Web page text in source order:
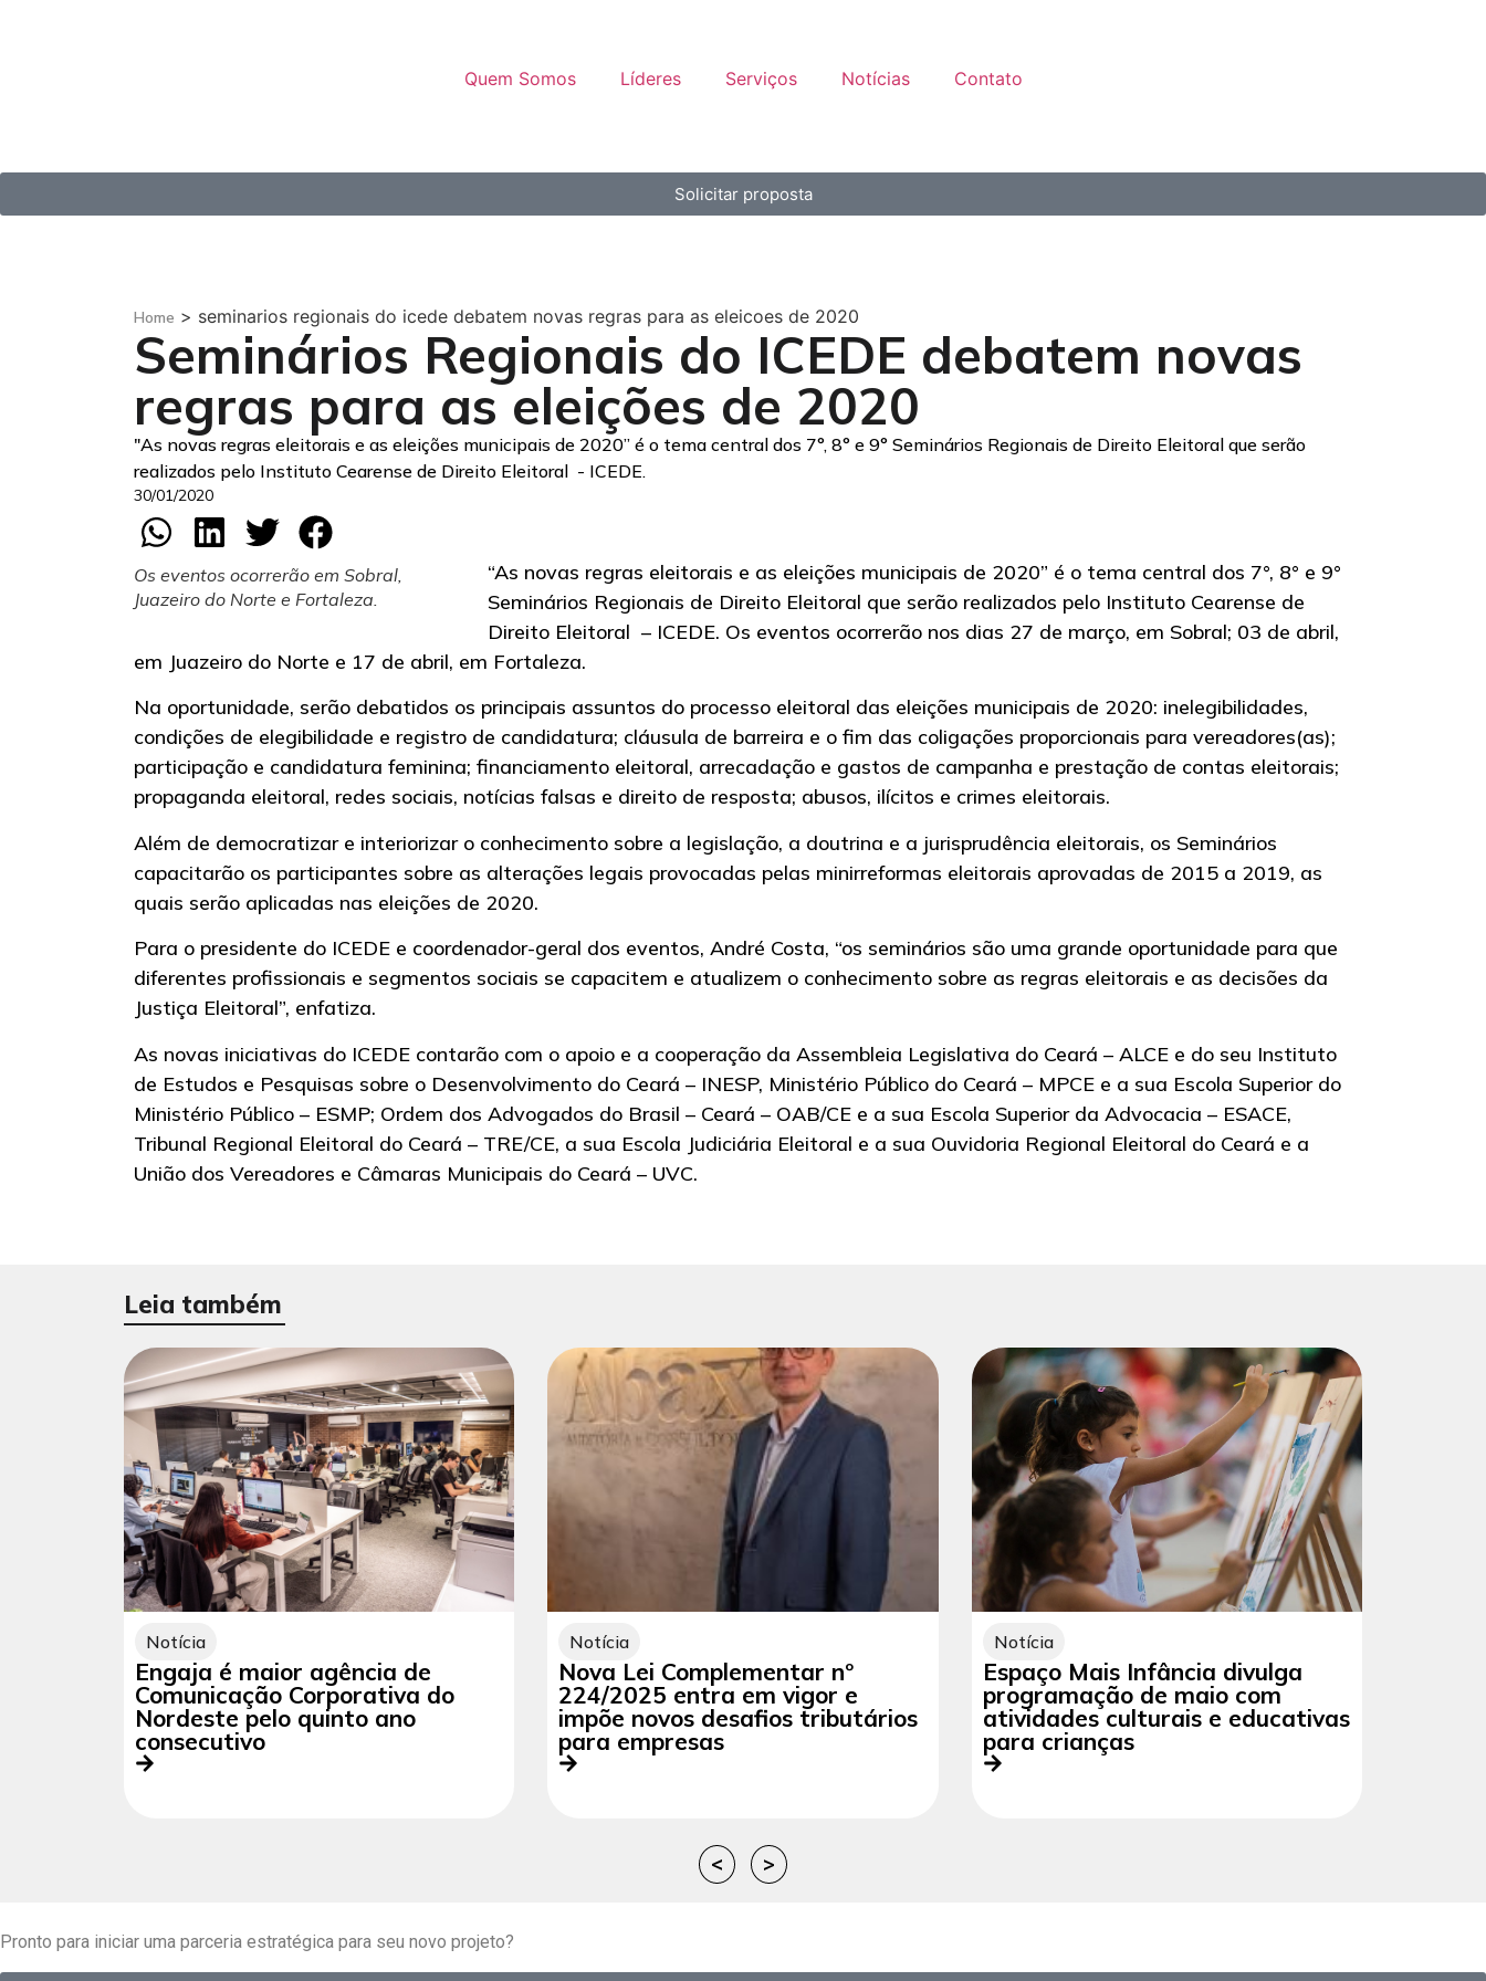
Quem Somos Líderes Serviços Notícias Contato
Solicitar proposta
Home > seminarios regionais do icede debatem novas regras para as eleicoes de 2020
Seminários Regionais do ICEDE debatem novas
regras para as eleições de 2020
"As novas regras eleitorais e as eleições municipais de 2020” é o tema central dos 7°, 8° e 9° Seminários Regionais de Direito Eleitoral que serão
realizados pelo Instituto Cearense de Direito Eleitoral - ICEDE.
30/01/2020
Os eventos ocorrerão em Sobral,
Juazeiro do Norte e Fortaleza.
“As novas regras eleitorais e as eleições municipais de 2020” é o tema central dos 7°, 8° e 9°
Seminários Regionais de Direito Eleitoral que serão realizados pelo Instituto Cearense de
Direito Eleitoral – ICEDE. Os eventos ocorrerão nos dias 27 de março, em Sobral; 03 de abril,
em Juazeiro do Norte e 17 de abril, em Fortaleza.
Na oportunidade, serão debatidos os principais assuntos do processo eleitoral das eleições municipais de 2020: inelegibilidades,
condições de elegibilidade e registro de candidatura; cláusula de barreira e o fim das coligações proporcionais para vereadores(as);
participação e candidatura feminina; financiamento eleitoral, arrecadação e gastos de campanha e prestação de contas eleitorais;
propaganda eleitoral, redes sociais, notícias falsas e direito de resposta; abusos, ilícitos e crimes eleitorais.
Além de democratizar e interiorizar o conhecimento sobre a legislação, a doutrina e a jurisprudência eleitorais, os Seminários
capacitarão os participantes sobre as alterações legais provocadas pelas minirreformas eleitorais aprovadas de 2015 a 2019, as
quais serão aplicadas nas eleições de 2020.
Para o presidente do ICEDE e coordenador-geral dos eventos, André Costa, “os seminários são uma grande oportunidade para que
diferentes profissionais e segmentos sociais se capacitem e atualizem o conhecimento sobre as regras eleitorais e as decisões da
Justiça Eleitoral”, enfatiza.
As novas iniciativas do ICEDE contarão com o apoio e a cooperação da Assembleia Legislativa do Ceará – ALCE e do seu Instituto
de Estudos e Pesquisas sobre o Desenvolvimento do Ceará – INESP, Ministério Público do Ceará – MPCE e a sua Escola Superior do
Ministério Público – ESMP; Ordem dos Advogados do Brasil – Ceará – OAB/CE e a sua Escola Superior da Advocacia – ESACE,
Tribunal Regional Eleitoral do Ceará – TRE/CE, a sua Escola Judiciária Eleitoral e a sua Ouvidoria Regional Eleitoral do Ceará e a
União dos Vereadores e Câmaras Municipais do Ceará – UVC.
Leia também
Notícia
Engaja é maior agência de
Comunicação Corporativa do
Nordeste pelo quinto ano
consecutivo
Notícia
Nova Lei Complementar nº
224/2025 entra em vigor e
impõe novos desafios tributários
para empresas
Notícia
Espaço Mais Infância divulga
programação de maio com
atividades culturais e educativas
para crianças
< >
Pronto para iniciar uma parceria estratégica para seu novo projeto?